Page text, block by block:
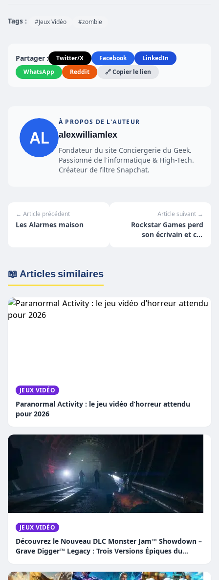
Tags : #Jeux Vidéo #zombie
Partager : Twitter/X Facebook
LinkedIn
WhatsApp
Reddit 🔗 Copier le lien
À PROPOS DE L'AUTEUR
alexwilliamlex
Fondateur du site Conciergerie du Geek.
Passionné de l'informatique & High-Tech.
Créateur de filtre Snapchat.
← Article précédent
Les Alarmes maison
Article suivant →
Rockstar Games perd
son écrivain et co-
📖 Articles similaires
JEUX VIDÉO
Paranormal Activity : le jeu vidéo d’horreur attendu
pour 2026
JEUX VIDÉO
Découvrez le Nouveau DLC Monster Jam™ Showdown –
Grave Digger™ Legacy : Trois Versions Épiques du